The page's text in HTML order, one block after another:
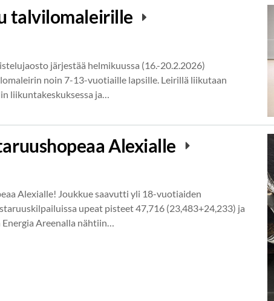
talvilomaleirille
järjestää helmikuussa (16.-20.2.2026)
noin 7-13-vuotiaille lapsille. Leirillä liikutaan
liikuntakeskuksessa ja…
Alexialle
Alexialle! Joukkue saavutti yli 18-vuotiaiden
upeat pisteet 47,716 (23,483+24,233) ja
Energia Areenalla nähtiin…